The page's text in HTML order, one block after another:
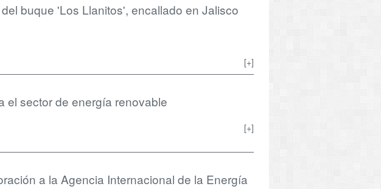
buque 'Los Llanitos', encallado en Jalisco
[+]
el sector de energía renovable
[+]
a la Agencia Internacional de la Energía